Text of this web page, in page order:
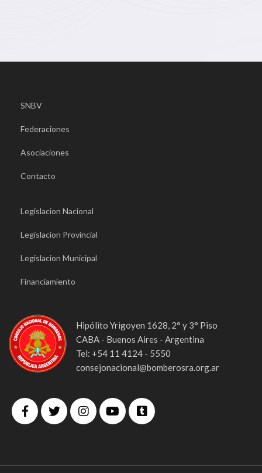
SNBV
Federaciones
Asociaciones
Contacto
Legislacion Nacional
Legislacion Provincial
Legislacion Municipal
Financiamiento
Hipólito Yrigoyen 1628, 2° y 3° Piso
CABA - Buenos Aires - Argentina
Tel: +54 11 4124 - 5550
consejonacional@bomberosra.org.ar